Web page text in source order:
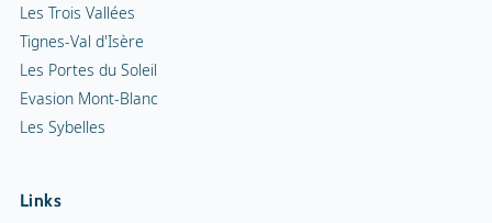
Les Trois Vallées
Tignes-Val d'Isère
Les Portes du Soleil
Evasion Mont-Blanc
Les Sybelles
Links